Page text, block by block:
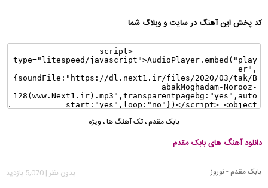
کد پخش این آهنگ در سایت و وبلاگ شما
بابک مقدم، تک آهنگ ها، ویژه
دانلود آهنگ های بابک مقدم
بابک مقدم - نوروز بدون نظر | 5,070 بازدید